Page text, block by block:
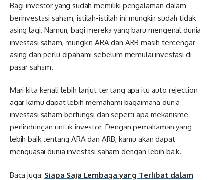
Bagi investor yang sudah memiliki pengalaman dalam
berinvestasi saham, istilah-istilah ini mungkin sudah tidak
asing lagi. Namun, bagi mereka yang baru mengenal dunia
investasi saham, mungkin ARA dan ARB masih terdengar
asing dan perlu dipahami sebelum memulai investasi di
pasar saham.
Mari kita kenali lebih lanjut tentang apa itu auto rejection
agar kamu dapat lebih memahami bagaimana dunia
investasi saham berfungsi dan seperti apa mekanisme
perlindungan untuk investor. Dengan pemahaman yang
lebih baik tentang ARA dan ARB, kamu akan dapat
menguasai dunia investasi saham dengan lebih baik.
Baca juga: Siapa Saja Lembaga yang Terlibat dalam